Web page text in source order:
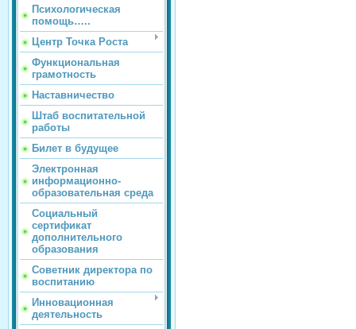
Психологическая
помощь…..
Центр Точка Роста
Функциональная
грамотность
Наставничество
Штаб воспитательной
работы
Билет в будущее
Электронная
информационно-
образовательная среда
Социальный
сертификат
дополнительного
образования
Советник директора по
воспитанию
Инновационная
деятельность